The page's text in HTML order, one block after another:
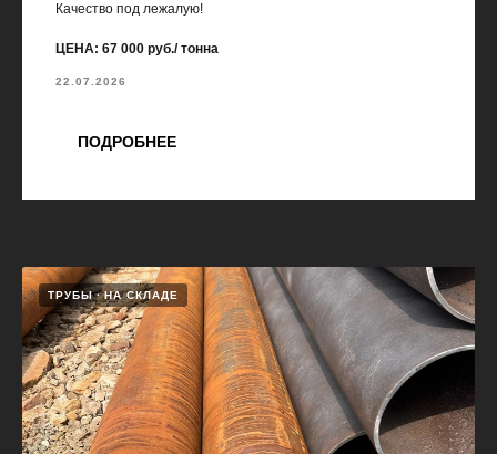
Качество под лежалую!
ЦЕНА: 67 000 руб./ тонна
22.07.2026
ПОДРОБНЕЕ
ТРУБЫ НА СКЛАДЕ